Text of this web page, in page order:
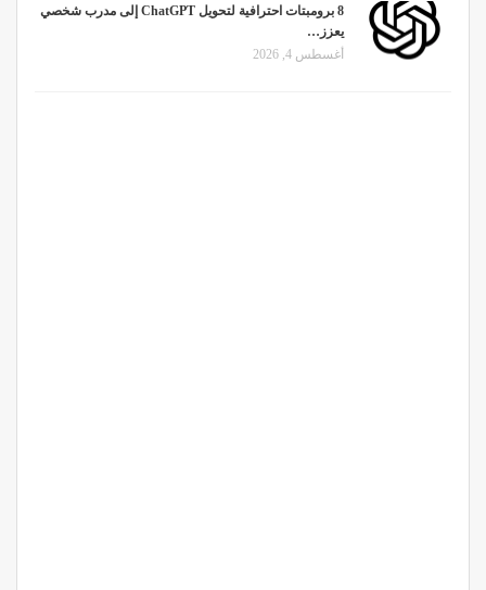
8 برومبتات احترافية لتحويل ChatGPT إلى مدرب شخصي
يعزز…
أغسطس 4, 2026